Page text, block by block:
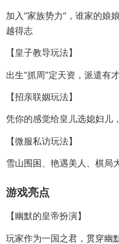
加入“家族势力”，谁家的娘
越得志
【皇子教导玩法】
出生“抓周”定天资，派遣有
【招亲联姻玩法】
凭你的感觉给皇儿选媳妇儿
【微服私访玩法】
雪山围困、艳遇美人、棋局
游戏亮点
【幽默的皇帝扮演】
玩家作为一国之君，贯穿幽